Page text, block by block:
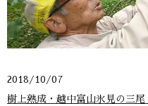
2018/10/07
樹上熟成・越中富山氷見の三尾